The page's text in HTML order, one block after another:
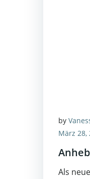
by
März 28,
Als